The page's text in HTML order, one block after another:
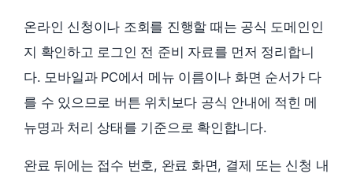
온라인 신청이나 조회를 진행할 때는 공식 도메인인
지 확인하고 로그인 전 준비 자료를 먼저 정리합니
다. 모바일과 PC에서 메뉴 이름이나 화면 순서가 다
를 수 있으므로 버튼 위치보다 공식 안내에 적힌 메
뉴명과 처리 상태를 기준으로 확인합니다.
완료 뒤에는 접수 번호, 완료 화면, 결제 또는 신청 내